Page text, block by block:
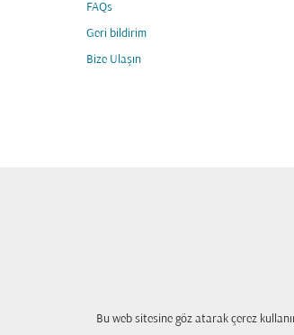
Bu web sitesine göz atarak çerez
FAQs
Geri bildirim
Bize Ulaşın